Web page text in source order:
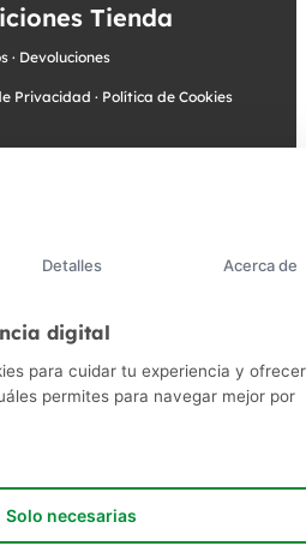
Tienda
· Devoluciones
Privacidad · Política de Cookies
Detalles Acerca de
digital
para cuidar tu experiencia y
permites para navegar mejor por
Solo necesarias